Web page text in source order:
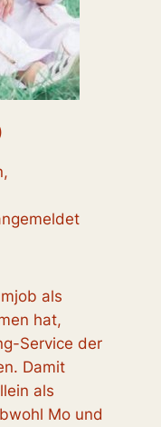
als
hat,
Service der
Damit
als
Mo und